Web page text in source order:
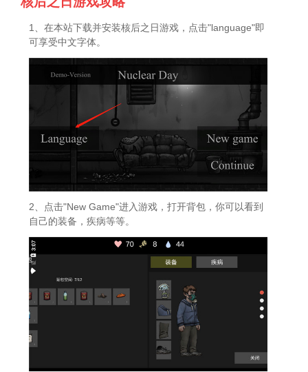
1、在本站下载并安装核后之日游戏，点击"language"即
可享受中文字体。
2、点击"New Game"进入游戏，打开背包，你可以看到
自己的装备，疾病等等。